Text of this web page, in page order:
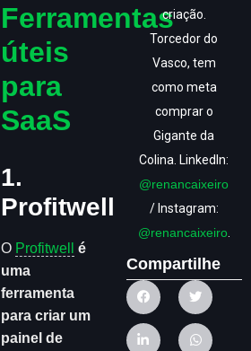
Ferramentas
úteis
para
SaaS
1.
Profitwell
O Profitwell
é
uma
ferramenta
para criar um
painel de
criação.
Torcedor do
Vasco, tem
como meta
comprar o
Gigante da
Colina. LinkedIn:
@renancaixeiro
/ Instagram:
@renancaixeiro.
Compartilhe